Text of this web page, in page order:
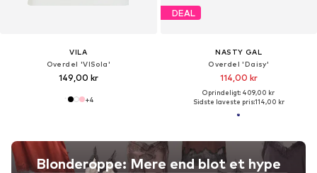
VILA
Overdel 'VISola'
149,00 kr
+4
Blonderoppe: Mere end blot et hype
DEAL
NASTY GAL
Overdel 'Daisy'
114,00 kr
Oprindeligt: 409,00 kr
Sidste laveste pris:114,00 kr